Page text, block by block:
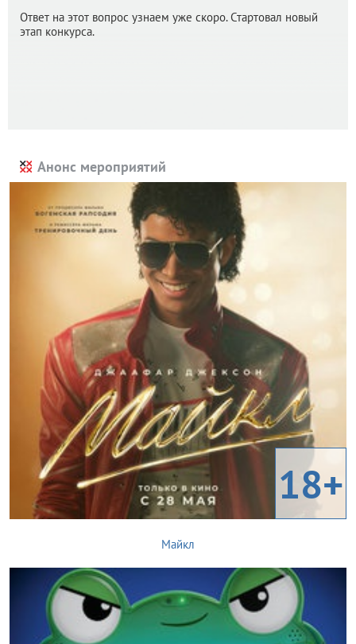
Ответ на этот вопрос узнаем уже скоро. Стартовал новый
этап конкурса.
Анонс мероприятий
18+
Майкл